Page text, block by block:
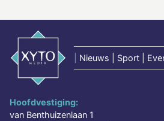
Nieuws | Sport |
Hoofdvestiging:
van Benthuizenlaan 1